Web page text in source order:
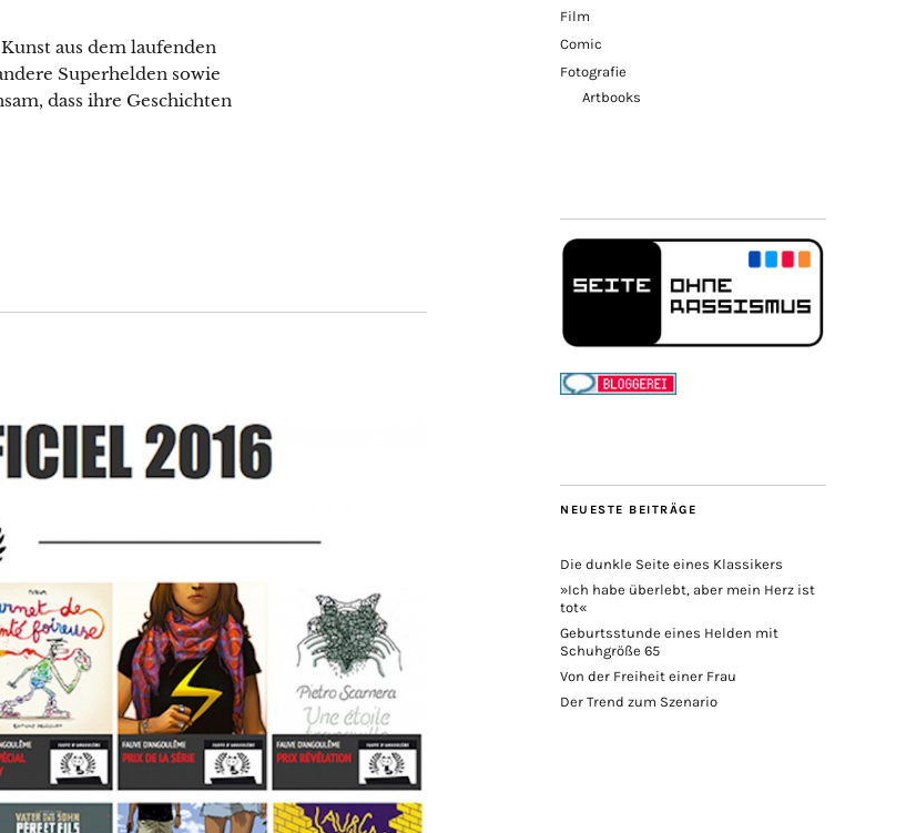
aus dem laufenden
Superhelden sowie
dass ihre Geschichten
Film
Comic
Fotografie
Artbooks
NEUESTE BEITRÄGE
Die dunkle Seite eines Klassikers
»Ich habe überlebt, aber mein Herz ist
tot«
Geburtsstunde eines Helden mit
Schuhgröße 65
Von der Freiheit einer Frau
Der Trend zum Szenario